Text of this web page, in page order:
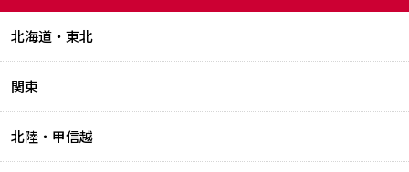
北海道・東北
関東
北陸・甲信越